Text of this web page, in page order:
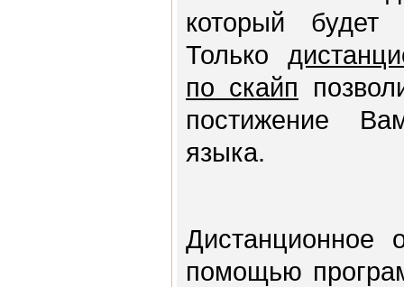
который будет
Только
по скайп
постижение
языка.
Дистанционное
помощью